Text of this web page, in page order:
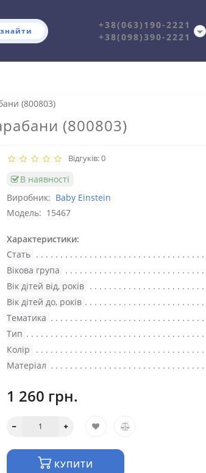
знайти
+38(063)190-2221
+38(098)390-2221
(800803)
(800803)
Відгуків: 0
В наявності
Виробник: Baby Einstein
Модель: 15467
Характеристики:
Стать
Вікова група
Вік дітей від, років
Вік дітей до, років
Тематика
Тип
Колір
Матеріал
1 260 грн.
КУПИТИ